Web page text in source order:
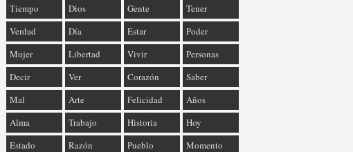
Tiempo
Dios Gente
Tener
Verdad
Día Estar
Poder
Mujer
Libertad Vivir
Personas
Decir
Ver Corazón
Saber
Mal
Arte Felicidad
Años
Alma
Trabajo Historia
Hoy
Estado
Razón Pueblo Momento